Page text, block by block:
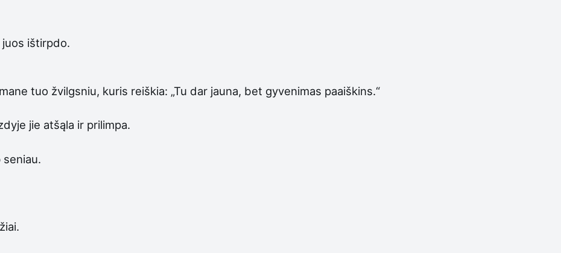
juos ištirpdo.
tuo žvilgsniu, kuris reiškia: „Tu dar jauna, bet gyvenimas paaiškins.“
jie atšąla ir prilimpa.
seniau.